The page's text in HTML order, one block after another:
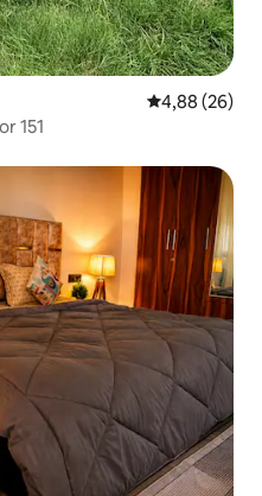
Classificação
4,88 (26)
151